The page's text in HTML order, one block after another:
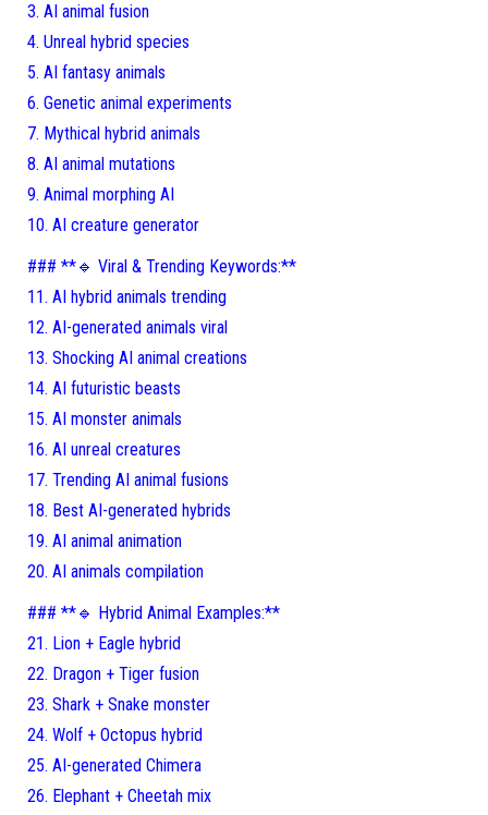
3. AI animal fusion
4. Unreal hybrid species
5. AI fantasy animals
6. Genetic animal experiments
7. Mythical hybrid animals
8. AI animal mutations
9. Animal morphing AI
10. AI creature generator
### **🔹 Viral & Trending Keywords:**
11. AI hybrid animals trending
12. AI-generated animals viral
13. Shocking AI animal creations
14. AI futuristic beasts
15. AI monster animals
16. AI unreal creatures
17. Trending AI animal fusions
18. Best AI-generated hybrids
19. AI animal animation
20. AI animals compilation
### **🔹 Hybrid Animal Examples:**
21. Lion + Eagle hybrid
22. Dragon + Tiger fusion
23. Shark + Snake monster
24. Wolf + Octopus hybrid
25. AI-generated Chimera
26. Elephant + Cheetah mix